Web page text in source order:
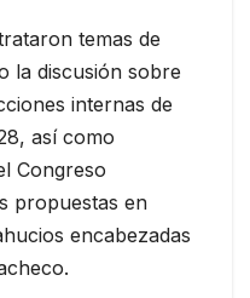
temas de
la discusión sobre
internas de
así como
Congreso
propuestas en
encabezadas